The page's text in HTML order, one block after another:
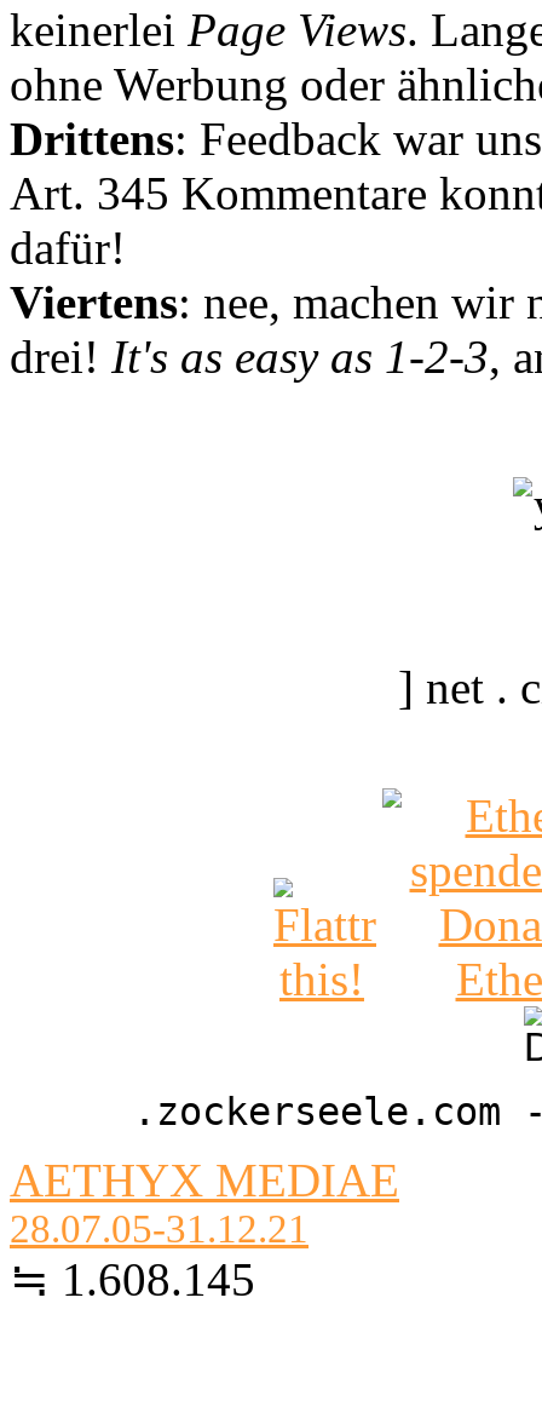
keinerlei Page Views.
ohne Werbung oder
Drittens: Feedback war
Art. 345 Kommentare
dafür!
Viertens: nee, machen wir
drei! It's as easy as 1-2-3,
] net .
AETHYX MEDIAE
28.07.05-31.12.21
≒ 1.608.145